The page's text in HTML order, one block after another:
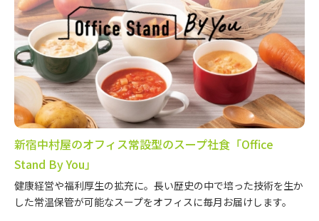
新宿中村屋のオフィス常設型のスープ社食「Office
Stand By You」
健康経営や福利厚生の拡充に。長い歴史の中で培った技術を生か
した常温保管が可能なスープをオフィスに毎月お届けします。